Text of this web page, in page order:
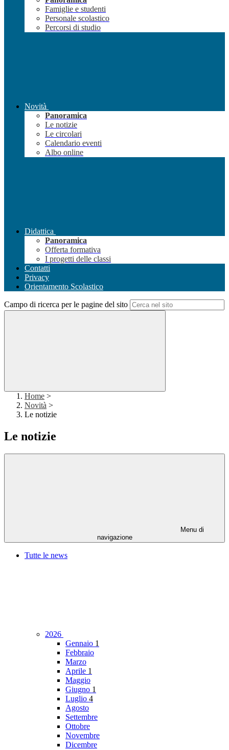
Famiglie e studenti
Personale scolastico
Percorsi di studio
Novità
Panoramica
Le notizie
Le circolari
Calendario eventi
Albo online
Didattica
Panoramica
Offerta formativa
I progetti delle classi
Contatti
Privacy
Orientamento Scolastico
Campo di ricerca per le pagine del sito
Home >
Novità >
Le notizie
Le notizie
Menu di
navigazione
Tutte le news
2026
Gennaio 1
Febbraio
Marzo
Aprile 1
Maggio
Giugno 1
Luglio 4
Agosto
Settembre
Ottobre
Novembre
Dicembre